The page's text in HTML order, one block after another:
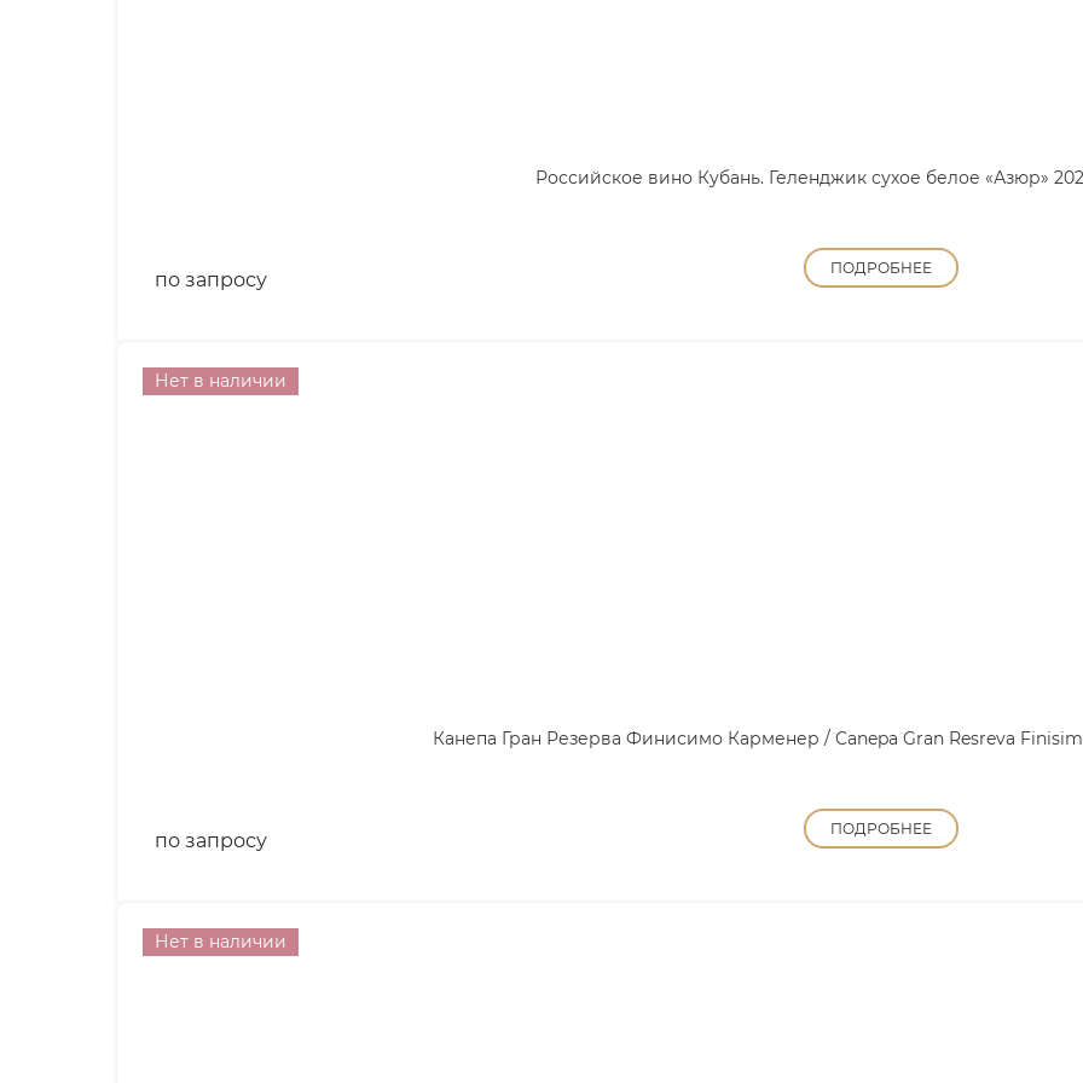
Российское вино Кубань. Геленджик сухое белое «Азюр»
по запросу
ПОДРОБНЕЕ
Нет в наличии
Канепа Гран Резерва Финисимо Карменер / Canepa Gran Resreva
по запросу
ПОДРОБНЕЕ
Нет в наличии